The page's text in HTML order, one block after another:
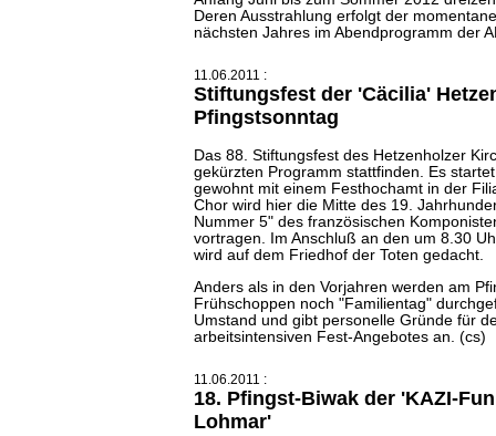
Deren Ausstrahlung erfolgt der
nächsten Jahres im Abendprogramm der
11.06.2011 :
Stiftungsfest der 'Cäcilia'
Pfingstsonntag
Das 88. Stiftungsfest des Hetzenholzer
gekürzten Programm stattfinden. Es
gewohnt mit einem Festhochamt in der
Chor wird hier die Mitte des 19.
Nummer 5" des französischen
vortragen. Im Anschluß an den um 8.30
wird auf dem Friedhof der Toten gedacht.
Anders als in den Vorjahren werden am
Frühschoppen noch "Familientag"
Umstand und gibt personelle Gründe für
arbeitsintensiven Fest-Angebotes an. (cs)
11.06.2011 :
18. Pfingst-Biwak der 'KAZI-
Lohmar'